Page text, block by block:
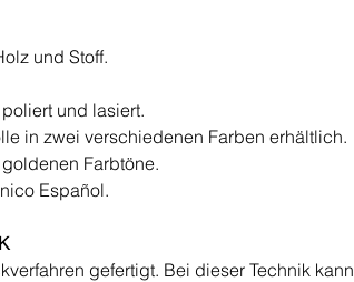
und Stoff.
und lasiert.
in zwei verschiedenen Farben erhältlich.
Farbtöne.
Español.
gefertigt. Bei dieser Technik kann